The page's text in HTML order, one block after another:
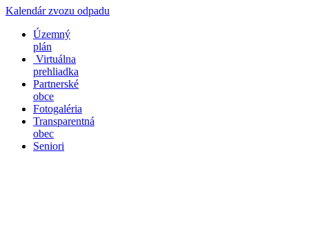
Kalendár zvozu odpadu
Územný
plán
Virtuálna
prehliadka
Partnerské
obce
Fotogaléria
Transparentná
obec
Seniori